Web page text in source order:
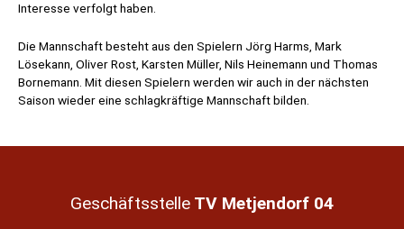
Interesse verfolgt haben.
Die Mannschaft besteht aus den Spielern Jörg Harms, Mark
Lösekann, Oliver Rost, Karsten Müller, Nils Heinemann und Thomas
Bornemann. Mit diesen Spielern werden wir auch in der nächsten
Saison wieder eine schlagkräftige Mannschaft bilden.
Geschäftsstelle TV Metjendorf 04